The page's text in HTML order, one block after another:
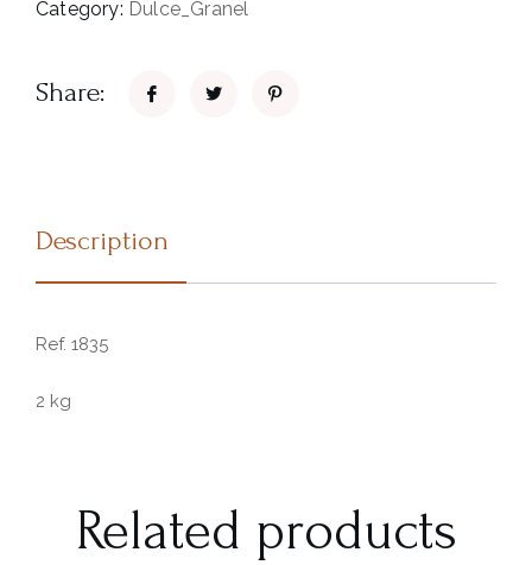
Category: Dulce_Granel
Share:
Description
Ref. 1835
2 kg
Related products